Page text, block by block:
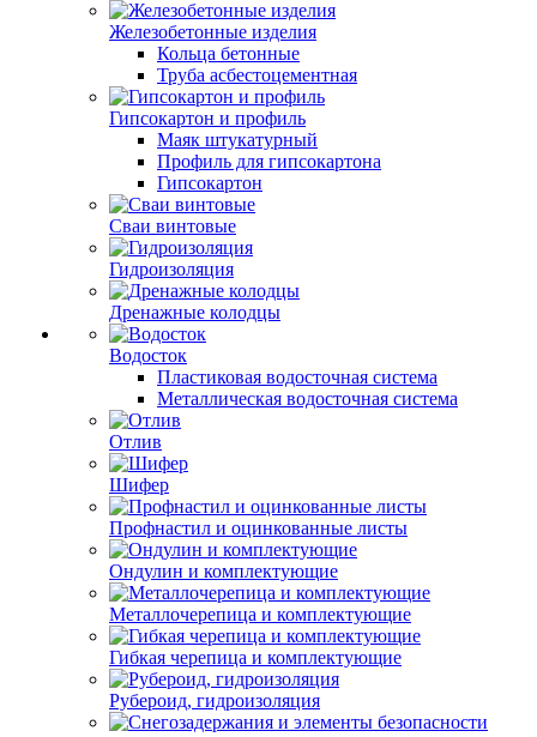
Железобетонные изделия
Кольца бетонные
Труба асбестоцементная
Гипсокартон и профиль
Маяк штукатурный
Профиль для гипсокартона
Гипсокартон
Сваи винтовые
Гидроизоляция
Дренажные колодцы
Водосток
Пластиковая водосточная система
Металлическая водосточная система
Отлив
Шифер
Профнастил и оцинкованные листы
Ондулин и комплектующие
Металлочерепица и комплектующие
Гибкая черепица и комплектующие
Рубероид, гидроизоляция